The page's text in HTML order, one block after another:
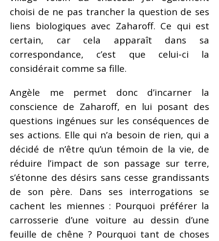
choisi de ne pas trancher la question de ses
liens biologiques avec Zaharoff. Ce qui est
certain, car cela apparaît dans sa
correspondance, c’est que celui-ci la
considérait comme sa fille.
Angèle me permet donc d’incarner la
conscience de Zaharoff, en lui posant des
questions ingénues sur les conséquences de
ses actions. Elle qui n’a besoin de rien, qui a
décidé de n’être qu’un témoin de la vie, de
réduire l’impact de son passage sur terre,
s’étonne des désirs sans cesse grandissants
de son père. Dans ses interrogations se
cachent les miennes : Pourquoi préférer la
carrosserie d’une voiture au dessin d’une
feuille de chêne ? Pourquoi tant de choses